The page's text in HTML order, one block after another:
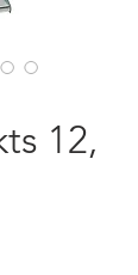
12,